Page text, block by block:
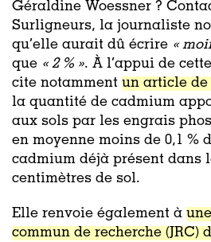
Géraldine Woessner ?
Surligneurs, la journaliste
qu’elle aurait dû écrire «
que « 2 % ». À l’appui de
cite notamment un article de
la quantité de cadmium
aux sols par les engrais
en moyenne moins de 0,1 %
cadmium déjà présent dans
centimètres de sol.
Elle renvoie également à
commun de recherche (JRC)